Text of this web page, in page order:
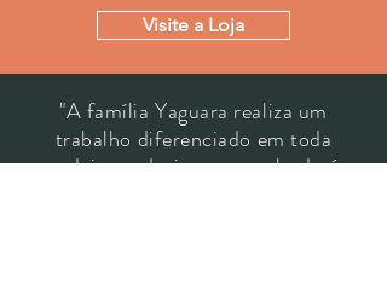
Visite a Loja
"A família Yaguara realiza um
trabalho diferenciado em toda
cadeia produtiva e o resultado é